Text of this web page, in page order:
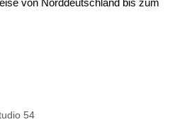
von Norddeutschland bis zum
54